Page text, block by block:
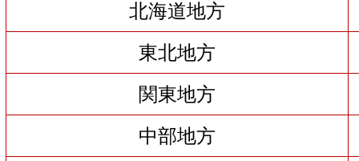
北海道地方
東北地方
関東地方
中部地方